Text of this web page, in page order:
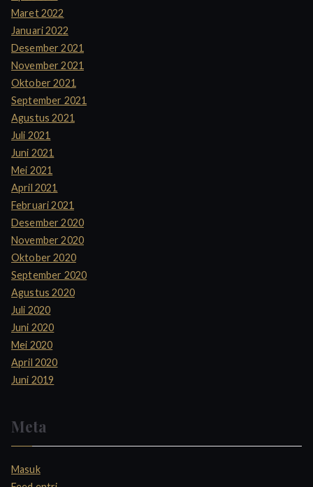
Maret 2022
Januari 2022
Desember 2021
November 2021
Oktober 2021
September 2021
Agustus 2021
Juli 2021
Juni 2021
Mei 2021
April 2021
Februari 2021
Desember 2020
November 2020
Oktober 2020
September 2020
Agustus 2020
Juli 2020
Juni 2020
Mei 2020
April 2020
Juni 2019
Meta
Masuk